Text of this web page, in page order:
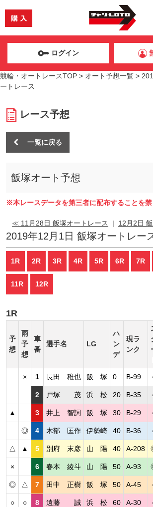
ログイン
競輪・オートレースTOP > オート予想一覧 >
ートレース
レース予想
一覧に戻る
飯塚オート予想
※本レースデータを第三者に配布することを禁
≪ 11月28日 飯塚オートレース | 12月2日
2019年12月1日 飯塚オートレー
1R 2R 3R 4R 5R 6R 7R
11R 12R
1R
予
想
雨
予
想
車
番
選手名 LG
ハ
ン
デ
現ラ
ンク
× 1 長田 稚也 飯 塚 0 B-99
2 戸塚 茂 浜 松 20 B-35
▲ 3 井上 智詞 飯 塚 30 B-29
◎ 4 木部 匡作 伊勢崎 40 B-36
△ ▲ 5 別府 末彦 山 陽 40 A-208
× 6 春本 綾斗 山 陽 50 A-93
◎ △ 7 田中 正樹 飯 塚 50 A-45
○ ○ 8 遠藤 誠 浜 松 60 A-30